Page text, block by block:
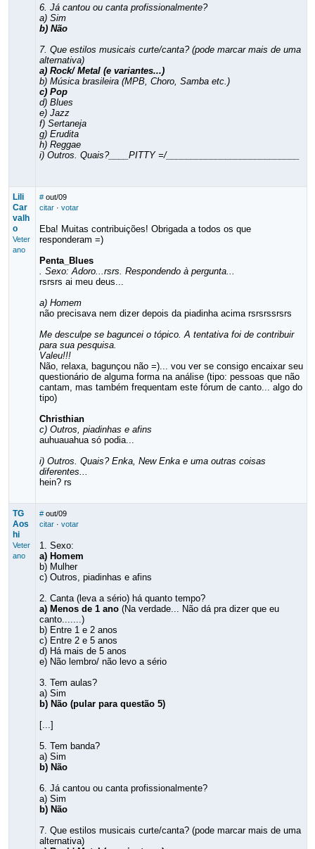
6. Já cantou ou canta profissionalmente?
a) Sim
b) Não
7. Que estilos musicais curte/canta? (pode marcar mais de uma
alternativa)
a) Rock/ Metal (e variantes...)
b) Música brasileira (MPB, Choro, Samba etc.)
c) Pop
d) Blues
e) Jazz
f) Sertaneja
g) Erudita
h) Reggae
i) Outros. Quais?____PITTY =/___________________________
Lili
Car
valh
o
Veter
ano
# out/09
citar· votar
Eba! Muitas contribuições! Obrigada a todos os que
responderam =)
Penta_Blues
. Sexo: Adoro...rsrs. Respondendo à pergunta...
rsrsrs ai meu deus...
a) Homem
não precisava nem dizer depois da piadinha acima rsrsrssrsrs
Me desculpe se baguncei o tópico. A tentativa foi de contribuir
para sua pesquisa.
Valeu!!!
Não, relaxa, bagunçou não =)... vou ver se consigo encaixar seu
questionário de alguma forma na análise (tipo: pessoas que não
cantam, mas também frequentam este fórum de canto... algo do
tipo)
Christhian
c) Outros, piadinhas e afins
auhuauahua só podia...
i) Outros. Quais? Enka, New Enka e uma outras coisas
diferentes...
hein? rs
TG
Aos
hi
Veter
ano
# out/09
citar· votar
1. Sexo:
a) Homem
b) Mulher
c) Outros, piadinhas e afins
2. Canta (leva a sério) há quanto tempo?
a) Menos de 1 ano(Na verdade... Não dá pra dizer que eu
canto.......)
b) Entre 1 e 2 anos
c) Entre 2 e 5 anos
d) Há mais de 5 anos
e) Não lembro/ não levo a sério
3. Tem aulas?
a) Sim
b) Não (pular para questão 5)
[...]
5. Tem banda?
a) Sim
b) Não
6. Já cantou ou canta profissionalmente?
a) Sim
b) Não
7. Que estilos musicais curte/canta? (pode marcar mais de uma
alternativa)